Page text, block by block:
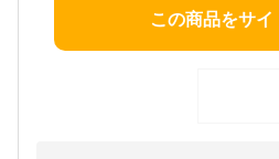
この商品をサイ